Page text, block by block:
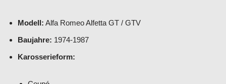
Modell: Alfa Romeo Alfetta GT / GTV
Baujahre: 1974-1987
Karosserieform: